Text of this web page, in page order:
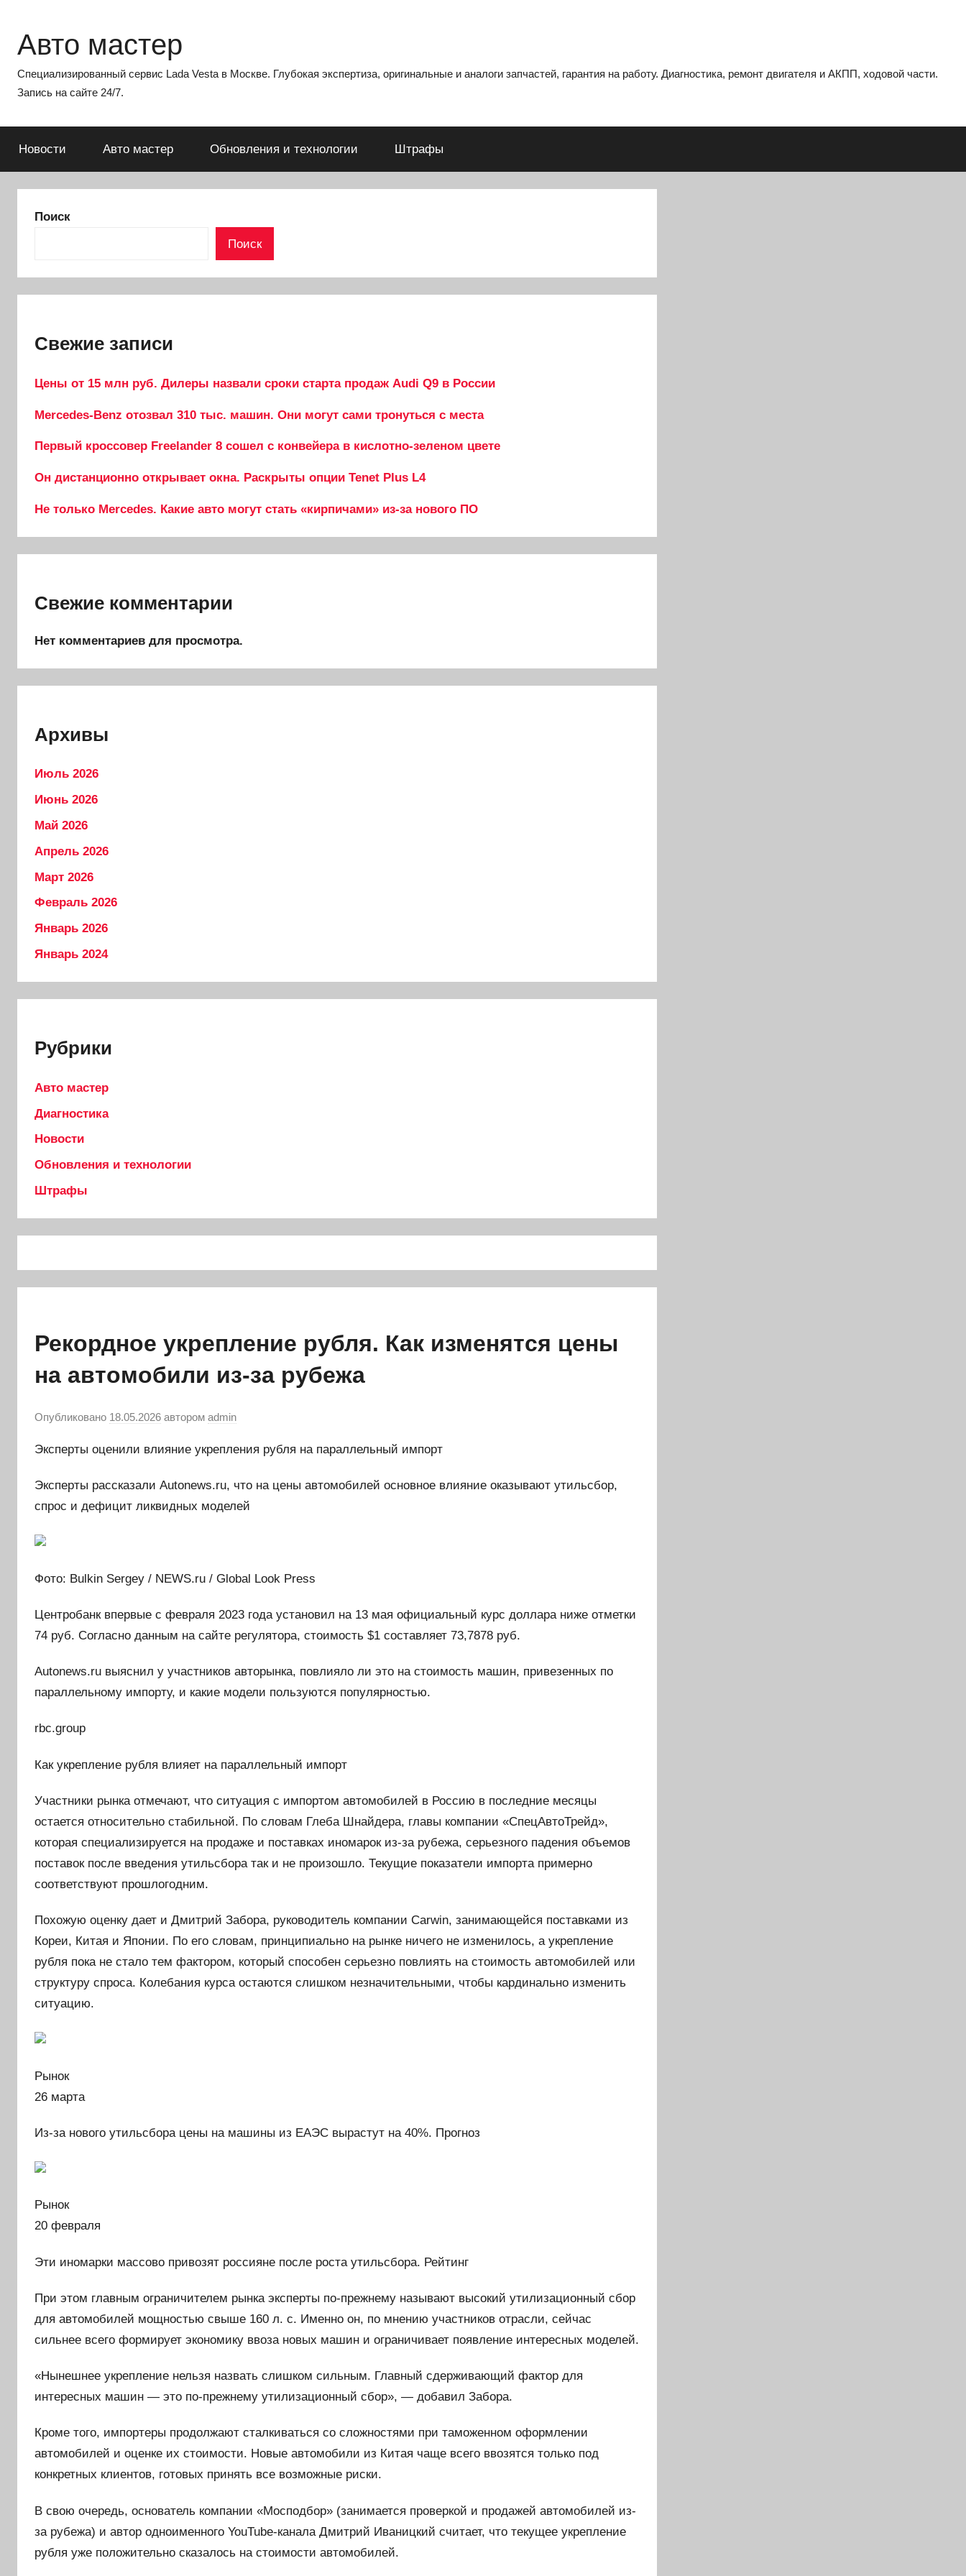
содержимому
Авто мастер
Специализированный сервис Lada Vesta в Москве. Глубокая экспертиза, оригинальные и аналоги запчастей, гарантия на работу. Диагностика, ремонт двигателя и АКПП, ходовой части.
Запись на сайте 24/7.
Новости Авто мастер Обновления и технологии Штрафы
Рекордное укрепление рубля. Как изменятся цены
на автомобили из-за рубежа
Опубликовано 18.05.2026 автором admin
Эксперты оценили влияние укрепления рубля на параллельный импорт
Эксперты рассказали Autonews.ru, что на цены автомобилей основное влияние оказывают утильсбор,
спрос и дефицит ликвидных моделей
Фото: Bulkin Sergey / NEWS.ru / Global Look Press
Центробанк впервые c февраля 2023 года установил на 13 мая официальный курс доллара ниже отметки
74 руб. Согласно данным на сайте регулятора, стоимость $1 составляет 73,7878 руб.
Autonews.ru выяснил у участников авторынка, повлияло ли это на стоимость машин, привезенных по
параллельному импорту, и какие модели пользуются популярностью.
rbc.group
Как укрепление рубля влияет на параллельный импорт
Участники рынка отмечают, что ситуация с импортом автомобилей в Россию в последние месяцы
остается относительно стабильной. По словам Глеба Шнайдера, главы компании «СпецАвтоТрейд»,
которая специализируется на продаже и поставках иномарок из-за рубежа, серьезного падения объемов
поставок после введения утильсбора так и не произошло. Текущие показатели импорта примерно
соответствуют прошлогодним.
Похожую оценку дает и Дмитрий Забора, руководитель компании Carwin, занимающейся поставками из
Кореи, Китая и Японии. По его словам, принципиально на рынке ничего не изменилось, а укрепление
рубля пока не стало тем фактором, который способен серьезно повлиять на стоимость автомобилей или
структуру спроса. Колебания курса остаются слишком незначительными, чтобы кардинально изменить
ситуацию.
Рынок
26 марта
Из-за нового утильсбора цены на машины из ЕАЭС вырастут на 40%. Прогноз
Рынок
20 февраля
Эти иномарки массово привозят россияне после роста утильсбора. Рейтинг
При этом главным ограничителем рынка эксперты по-прежнему называют высокий утилизационный сбор
для автомобилей мощностью свыше 160 л. с. Именно он, по мнению участников отрасли, сейчас
сильнее всего формирует экономику ввоза новых машин и ограничивает появление интересных моделей.
«Нынешнее укрепление нельзя назвать слишком сильным. Главный сдерживающий фактор для
интересных машин — это по-прежнему утилизационный сбор», — добавил Забора.
Кроме того, импортеры продолжают сталкиваться со сложностями при таможенном оформлении
автомобилей и оценке их стоимости. Новые автомобили из Китая чаще всего ввозятся только под
конкретных клиентов, готовых принять все возможные риски.
В свою очередь, основатель компании «Мосподбор» (занимается проверкой и продажей автомобилей из-
за рубежа) и автор одноименного YouTube-канала Дмитрий Иваницкий считает, что текущее укрепление
рубля уже положительно сказалось на стоимости автомобилей.
Поиск
Поиск
Свежие записи
Цены от 15 млн руб. Дилеры назвали сроки старта продаж Audi Q9 в России
Mercedes-Benz отозвал 310 тыс. машин. Они могут сами тронуться с места
Первый кроссовер Freelander 8 сошел с конвейера в кислотно-зеленом цвете
Он дистанционно открывает окна. Раскрыты опции Tenet Plus L4
Не только Mercedes. Какие авто могут стать «кирпичами» из-за нового ПО
Свежие комментарии
Нет комментариев для просмотра.
Архивы
Июль 2026
Июнь 2026
Май 2026
Апрель 2026
Март 2026
Февраль 2026
Январь 2026
Январь 2024
Рубрики
Авто мастер
Диагностика
Новости
Обновления и технологии
Штрафы